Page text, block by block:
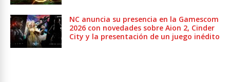
NC anuncia su presencia en la Gamescom
2026 con novedades sobre Aion 2, Cinder
City y la presentación de un juego inédito